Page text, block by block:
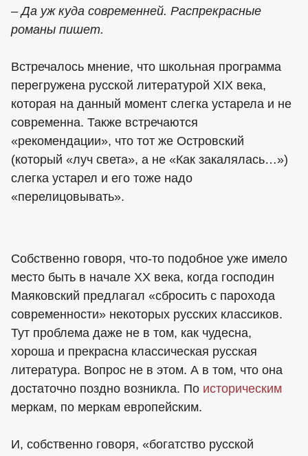
– Да уж куда современней. Распрекрасные
романы пишет.
Встречалось мнение, что школьная программа
перегружена русской литературой XIX века,
которая на данный момент слегка устарела и не
современна. Также встречаются
«рекомендации», что тот же Островский
(который «луч света», а не «Как закалялась…»)
слегка устарел и его тоже надо
«перелицовывать».
Собственно говоря, что-то подобное уже имело
место быть в начале XX века, когда господин
Маяковский предлагал «сбросить с парохода
современности» некоторых русских классиков.
Тут проблема даже не в том, как чудесна,
хороша и прекрасна классическая русская
литература. Вопрос не в этом. А в том, что она
достаточно поздно возникла. По историческим
меркам, по меркам европейским.
И, собственно говоря, «богатство русской